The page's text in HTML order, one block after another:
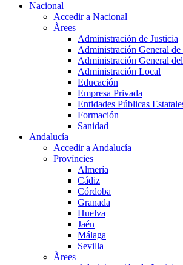
Nacional
Accedir a Nacional
Àrees
Administración de Justicia
Administración General
Administración General
Administración Local
Educación
Empresa Privada
Entidades Públicas
Formación
Sanidad
Andalucía
Accedir a Andalucía
Províncies
Almería
Cádiz
Córdoba
Granada
Huelva
Jaén
Málaga
Sevilla
Àrees